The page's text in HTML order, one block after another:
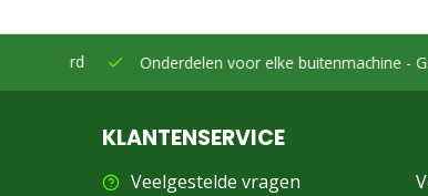
Onderdelen voor elke buitenmachine -
KLANTENSERVICE
Veelgestelde vragen